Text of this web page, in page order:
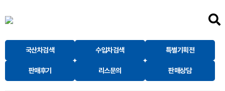
국산차검색 수입차검색 특별기획전
판매후기 리스문의 판매상담